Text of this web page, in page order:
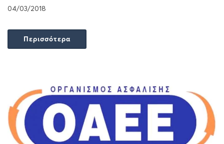
04/03/2018
Περισσότερα